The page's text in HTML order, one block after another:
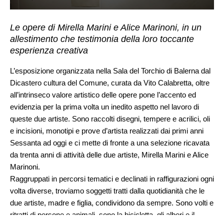
Le opere di Mirella Marini e Alice Marinoni, in un
allestimento che testimonia della loro toccante
esperienza creativa
L’esposizione organizzata nella Sala del Torchio di Balerna dal
Dicastero cultura del Comune, curata da Vito Calabretta, oltre
all’intrinseco valore artistico delle opere pone l’accento ed
evidenzia per la prima volta un inedito aspetto nel lavoro di
queste due artiste. Sono raccolti disegni, tempere e acrilici, oli
e incisioni, monotipi e prove d’artista realizzati dai primi anni
Sessanta ad oggi e ci mette di fronte a una selezione ricavata
da trenta anni di attività delle due artiste, Mirella Marini e Alice
Marinoni.
Raggruppati in percorsi tematici e declinati in raffigurazioni ogni
volta diverse, troviamo soggetti tratti dalla quotidianità che le
due artiste, madre e figlia, condividono da sempre. Sono volti e
ritratti di persone e animali, sono la bicicletta, gli alberi e il